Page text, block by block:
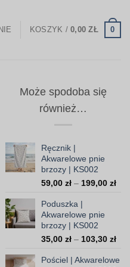
KOSZYK /0,00ZŁ 0
Może spodoba się
również…
Ręcznik |
Akwarelowe pnie
brzozy | KS002
59,00 zł – 199,00 zł
Poduszka |
Akwarelowe pnie
brzozy | KS002
35,00 zł – 103,30 zł
od
Pościel | Akwarelowe